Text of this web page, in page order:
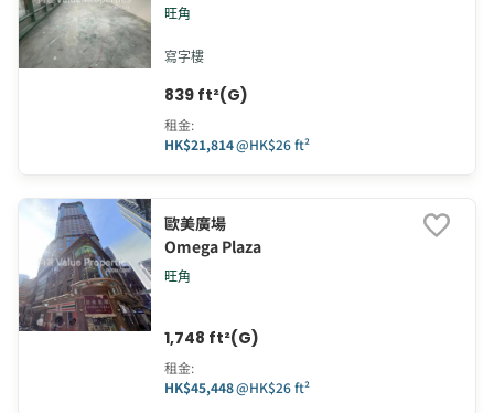
旺角
寫字樓
839 ft²(G)
租金:
HK$21,814@HK$26 ft²
歐美廣場
Omega Plaza
旺角
1,748 ft²(G)
租金:
HK$45,448@HK$26 ft²